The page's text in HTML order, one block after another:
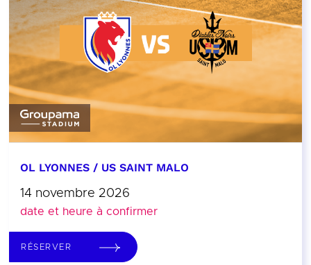
OL LYONNES / US SAINT MALO
14 novembre 2026
date et heure à confirmer
RÉSERVER